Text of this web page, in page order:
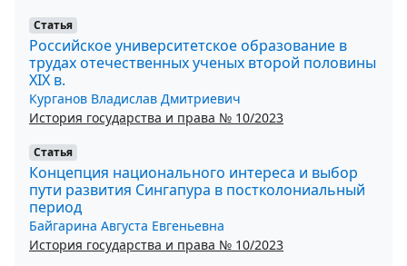
Статья
Российское университетское образование в
трудах отечественных ученых второй половины
XIX в.
Курганов Владислав Дмитриевич
История государства и права № 10/2023
Статья
Концепция национального интереса и выбор
пути развития Сингапура в постколониальный
период
Байгарина Августа Евгеньевна
История государства и права № 10/2023